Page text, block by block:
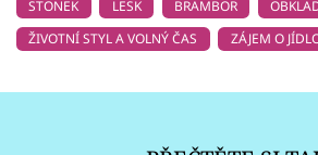
STONEK
LESK BRAMBOR
ŽIVOTNÍ STYL A VOLNÝ ČAS
ZÁJEM O